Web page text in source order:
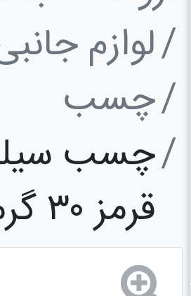
لوازم جانبی
چسب
چسب
قرمز ۳۰ گرمی